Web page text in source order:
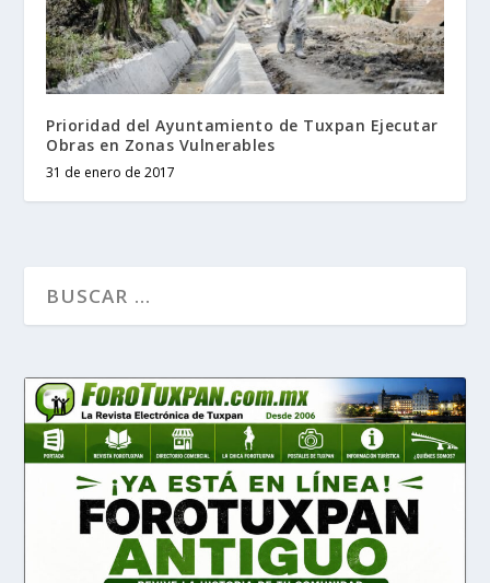
Prioridad del Ayuntamiento de Tuxpan Ejecutar
Obras en Zonas Vulnerables
31 de enero de 2017